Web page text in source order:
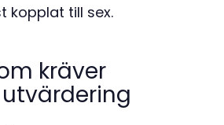
kopplat till sex.
kräver